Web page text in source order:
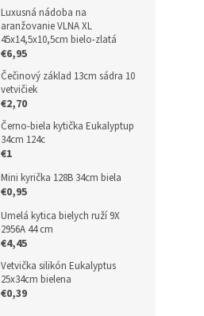
Luxusná nádoba na
aranžovanie VLNA XL
45x14,5x10,5cm bielo-zlatá
€6,95
Čečinový základ 13cm sádra 10
vetvičiek
€2,70
Černo-biela kytička Eukalyptup
34cm 124c
€1
Mini kyrička 128B 34cm biela
€0,95
Umelá kytica bielych ruží 9X
2956A 44 cm
€4,45
Vetvička silikón Eukalyptus
25x34cm bielena
€0,39